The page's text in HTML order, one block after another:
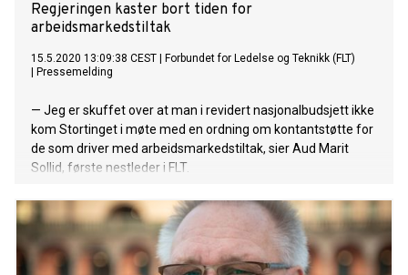
Regjeringen kaster bort tiden for
arbeidsmarkedstiltak
15.5.2020 13:09:38 CEST
Forbundet for Ledelse og Teknikk (FLT)
Pressemelding
— Jeg er skuffet over at man i revidert nasjonalbudsjett ikke
kom Stortinget i møte med en ordning om kontantstøtte for
de som driver med arbeidsmarkedstiltak, sier Aud Marit
Sollid, første nestleder i FLT.